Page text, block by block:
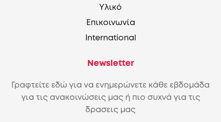
Υλικό
Επικοινωνία
International
Newsletter
Γραφτείτε εδώ για να ενημερώνετε κάθε εβδομάδα
για τις ανακοινώσεις μας ή πιο συχνά για τις
δρασεις μας